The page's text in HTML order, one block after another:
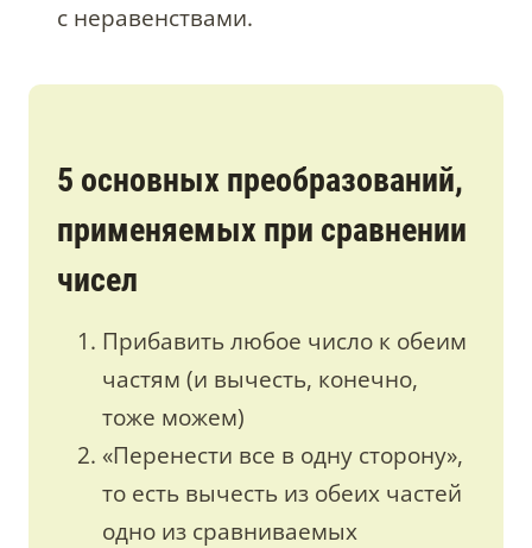
с неравенствами.
5 основных преобразований,
применяемых при сравнении
чисел
Прибавить любое число к обеим
частям (и вычесть, конечно,
тоже можем)
«Перенести все в одну сторону»,
то есть вычесть из обеих частей
одно из сравниваемых